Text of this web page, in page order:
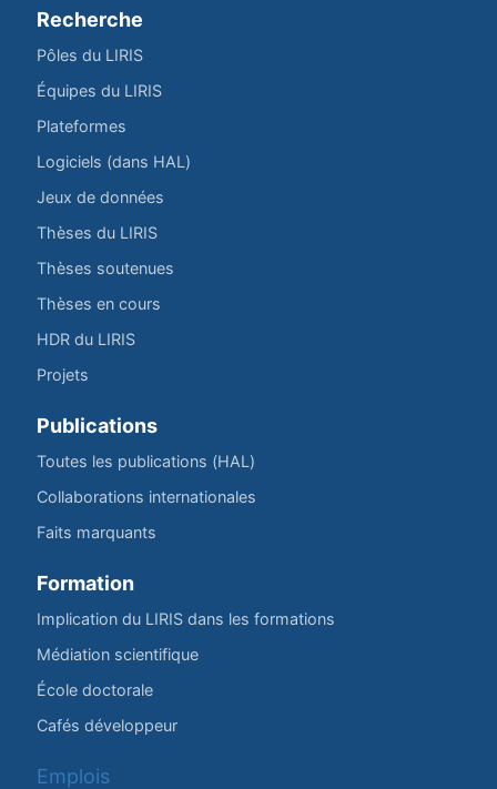
Recherche
Pôles du LIRIS
Équipes du LIRIS
Plateformes
Logiciels (dans HAL)
Jeux de données
Thèses du LIRIS
Thèses soutenues
Thèses en cours
HDR du LIRIS
Projets
Publications
Toutes les publications (HAL)
Collaborations internationales
Faits marquants
Formation
Implication du LIRIS dans les formations
Médiation scientifique
École doctorale
Cafés développeur
Emplois